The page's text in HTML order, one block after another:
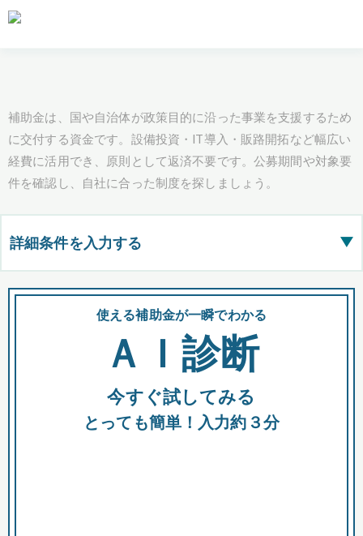
補助金は、国や自治体が政策目的に沿った事業を支援するため
に交付する資金です。設備投資・IT導入・販路開拓など幅広い
経費に活用でき、原則として返済不要です。公募期間や対象要
件を確認し、自社に合った制度を探しましょう。
詳細条件を入力する ▶
都道府県
全国の検索結果を含めて表示
助成金 融資 出資
使える補助金が一瞬でわかる
ＡＩ診断
今すぐ試してみる
とっても簡単！入力約３分